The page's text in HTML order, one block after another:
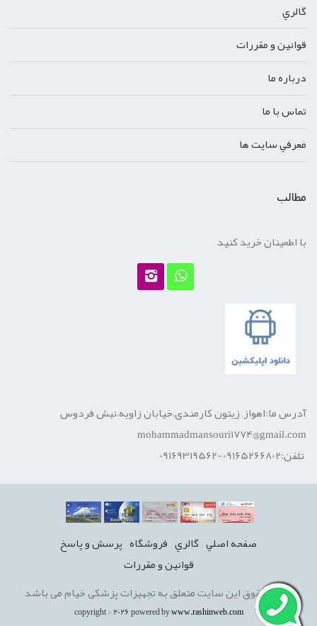
گالري
قوانين و مقررات
درباره ما
تماس با ما
معرفي سايت ها
مطالب
با اطمینان خرید کنید
آدرس ما:اهواز, زیتون کارمندی،خیابان زاویه،نبش فردوس
mohammadmansouri1774@gmail.com
تلفن:09165266802-09169319562
صفحه اصلي گالري فروشگاه پرسش و پاسخ
قوانين و مقررات
تمامی حقوق این سایت متعلق به تجهیزات پزشکی خیام می باشد
copyright © 2026 powered bywww.rashinweb.com